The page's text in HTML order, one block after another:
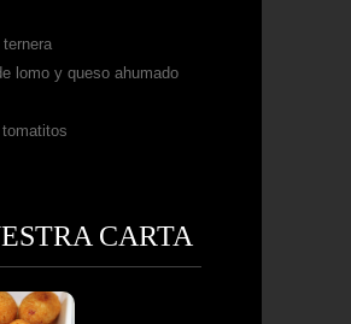
lomo y queso ahumado
tomatitos
CARTA